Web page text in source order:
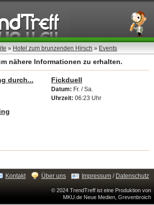
» Hotel zum brunzenden Hirsch » Events
nähere Informationen zu erhalten.
durch... Fickduell
Datum: Fr. / Sa.
Uhrzeit: 06:23 Uhr
Kontakt Über uns Impressum / Datenschutz
© 2024 TrendTreff ist eine Produktion von
MKU.de Neue Medien, Grevenbroich